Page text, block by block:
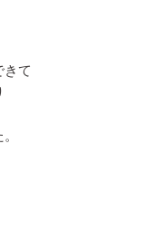
きて